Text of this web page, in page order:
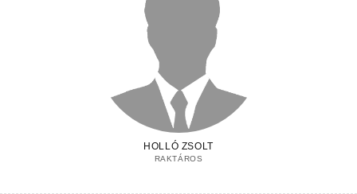
HOLLÓ ZSOLT
RAKTÁROS